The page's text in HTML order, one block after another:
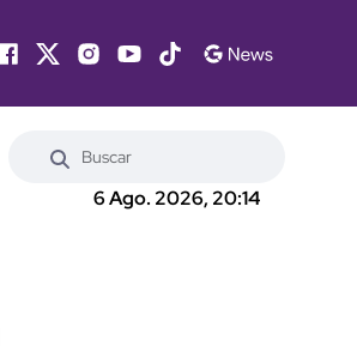
6 Ago. 2026, 20:14